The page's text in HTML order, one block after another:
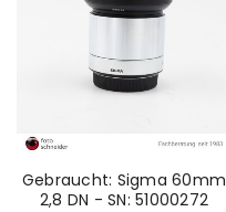
Gebraucht: Sigma 60mm
2,8 DN - SN: 51000272